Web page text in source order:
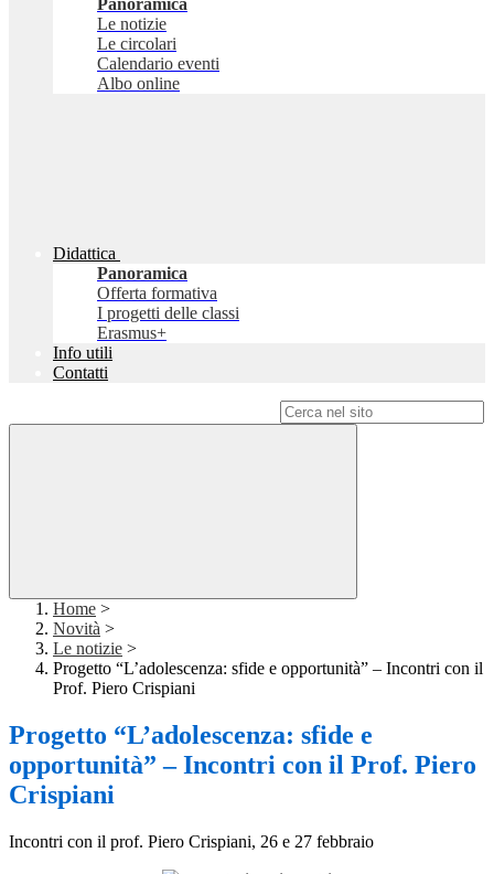
Panoramica
Le notizie
Le circolari
Calendario eventi
Albo online
Didattica
Panoramica
Offerta formativa
I progetti delle classi
Erasmus+
Info utili
Contatti
Home >
Novità >
Le notizie >
Progetto “L’adolescenza: sfide e opportunità” – Incontri con il
Prof. Piero Crispiani
Progetto “L’adolescenza: sfide e
opportunità” – Incontri con il Prof. Piero
Crispiani
Incontri con il prof. Piero Crispiani, 26 e 27 febbraio